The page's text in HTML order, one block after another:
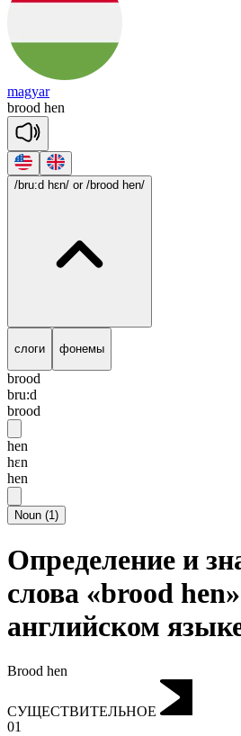
magyar
brood hen
/bru:d hɛn/ or /brood hen/
слоги фонемы
brood
bru:d
brood
hen
hɛn
hen
Noun (1)
Определение и
слова «brood
английском
Brood hen
СУЩЕСТВИТЕЛЬНОЕ
01